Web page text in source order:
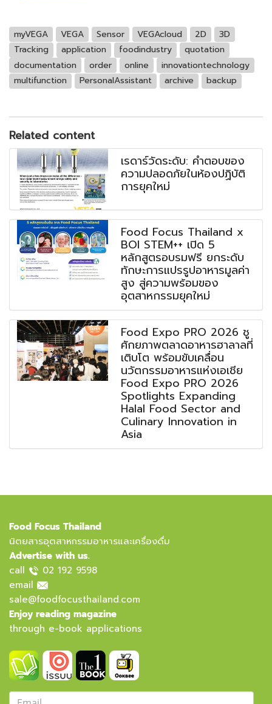
myVEGA VEGA Sensor VEGAcloud 2D
3D
Tracking
application foodindustry
quotation
documentation
order online
innovationtechnology
multifunction
PersonalAssistant archive backup
Related content
เรดาร์วัดระดับ: คำตอบของ
ความปลอดภัยในห้องปฏิบัติ
การยุคใหม่
Food Focus Thailand x
BOI STEM++ เปิด 5
หลักสูตรอบรมฟรี ยกระดับ
ทักษะการแปรรูปอาหารมูลค่า
สูง สู่ความพร้อมของ
อุตสาหกรรมยุคใหม่
Food Expo PRO 2026 ชู
ศักยภาพตลาดอาหารฮาลาลที่
เติบโต พร้อมขับเคลื่อน
นวัตกรรมอาหารแห่งเอเชีย
Food Expo PRO 2026
Spotlights Expanding
Halal Food Sector and
Culinary Innovation in
Asia
Food Focus Thailand
นิตยสารอุตสาหกรรมอาหารและเครื่องดื่ม
Advertise with us.
call
02 192 9598
email
sale@foodfocusthailand.com
Enjoy reading magazine
through e-book applications